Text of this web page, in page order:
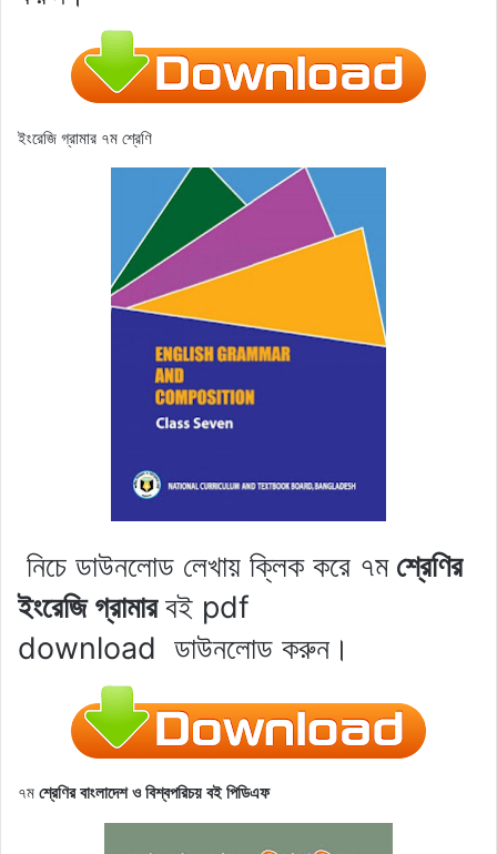
ইংরেজি গ্রামার ৭ম শ্রেণি
নিচে ডাউনলোড লেখায় ক্লিক করে ৭মশ্রেণির
ইংরেজি গ্রামারবই pdf
download ডাউনলোড করুন।
৭ম শ্রেণিরবাংলাদেশ ও বিশ্বপরিচয়বই পিডিএফ